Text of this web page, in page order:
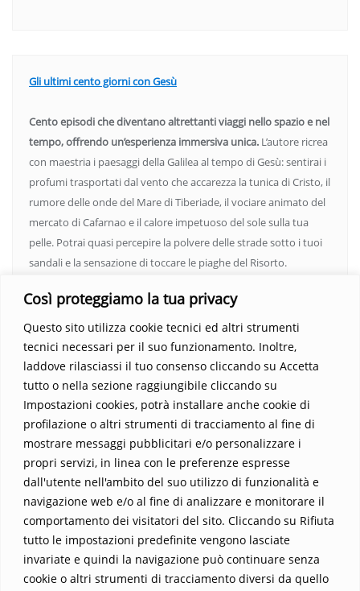
Così proteggiamo la tua privacy
Questo sito utilizza cookie tecnici ed altri strumenti
tecnici necessari per il suo funzionamento. Inoltre,
laddove rilasciassi il tuo consenso cliccando su Accetta
tutto o nella sezione raggiungibile cliccando su
Impostazioni cookies, potrà installare anche cookie di
profilazione o altri strumenti di tracciamento al fine di
mostrare messaggi pubblicitari e/o personalizzare i
propri servizi, in linea con le preferenze espresse
dall'utente nell'ambito del suo utilizzo di funzionalità e
navigazione web e/o al fine di analizzare e monitorare il
comportamento dei visitatori del sito. Cliccando su Rifiuta
tutto le impostazioni predefinite vengono lasciate
invariate e quindi la navigazione può continuare senza
cookie o altri strumenti di tracciamento diversi da quello
Gli ultimi cento giorni con Gesù
Cento episodi che diventano altrettanti viaggi nello spazio e nel
tempo, offrendo un’esperienza immersiva unica. L’autore ricrea
con maestria i paesaggi della Galilea al tempo di Gesù: sentirai i
profumi trasportati dal vento che accarezza la tunica di Cristo, il
rumore delle onde del Mare di Tiberiade, il vociare animato del
mercato di Cafarnao e il calore impetuoso del sole sulla tua
pelle. Potrai quasi percepire la polvere delle strade sotto i tuoi
sandali e la sensazione di toccare le piaghe del Risorto.
vedere oltre i confini del conosciuto. Scopri un mondo in cui
fede e realtà si fondono, rendendo ogni pagina un’esperienza
indimenticabile.Non perdere l’occasione di immergerti in
questo viaggio straordinario. Acquista il libro e lascia che la
Parola trasformi la tua vita.
Home Contatti
Sostieni La Buona Parola – dona 5 €, 10 €, 25 €… il tuo contributo